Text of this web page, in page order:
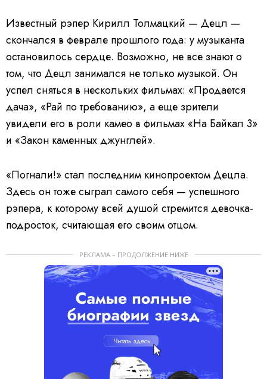
Известный рэпер Кирилл Толмацкий — Децл —
скончался в феврале прошлого года: у музыканта
остановилось сердце. Возможно, не все знают о
том, что Децл занимался не только музыкой. Он
успел сняться в нескольких фильмах: «Продается
дача», «Рай по требованию», а еще зрители
увидели его в роли камео в фильмах «На Байкал 3»
и «Закон каменных джунглей».
«Погнали!» стал последним кинопроектом Децла.
Здесь он тоже сыграл самого себя — успешного
рэпера, к которому всей душой стремится девочка-
подросток, считающая его своим отцом.
РЕКЛАМА – ПРОДОЛЖЕНИЕ НИЖЕ